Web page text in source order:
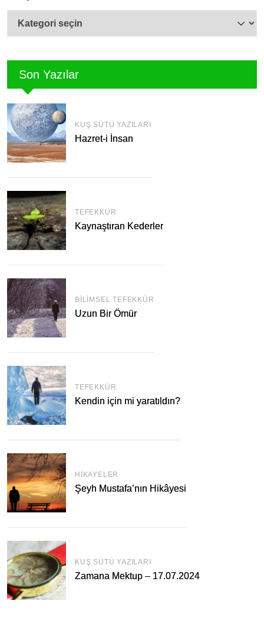
Kategoriler
Son Yazılar
KUŞ SÜTÜ YAZILARI
Hazret-i İnsan
TEFEKKÜR
Kaynaştıran Kederler
BILIMSEL TEFEKKÜR
Uzun Bir Ömür
TEFEKKÜR
Kendin için mi yaratıldın?
HIKAYELER
Şeyh Mustafa’nın Hikâyesi
KUŞ SÜTÜ YAZILARI
Zamana Mektup – 17.07.2024